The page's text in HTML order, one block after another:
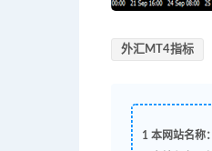
外汇MT4指标
1 本网站名称：